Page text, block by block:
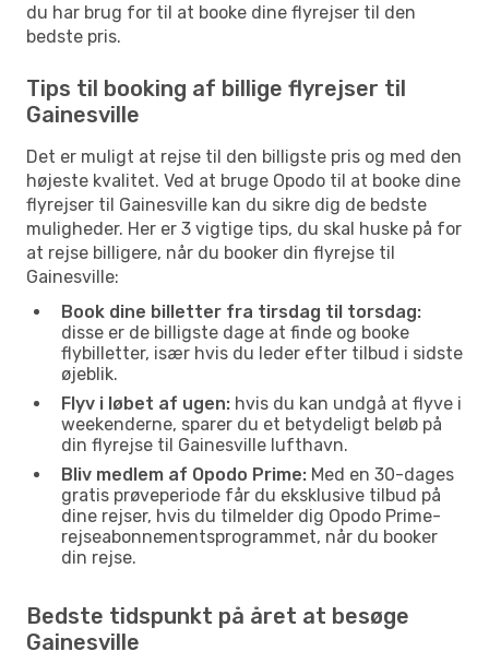
du har brug for til at booke dine flyrejser til den
bedste pris.
Tips til booking af billige flyrejser til
Gainesville
Det er muligt at rejse til den billigste pris og med den
højeste kvalitet. Ved at bruge Opodo til at booke dine
flyrejser til Gainesville kan du sikre dig de bedste
muligheder. Her er 3 vigtige tips, du skal huske på for
at rejse billigere, når du booker din flyrejse til
Gainesville:
Book dine billetter fra tirsdag til torsdag:
disse er de billigste dage at finde og booke
flybilletter, især hvis du leder efter tilbud i sidste
øjeblik.
Flyv i løbet af ugen: hvis du kan undgå at flyve i
weekenderne, sparer du et betydeligt beløb på
din flyrejse til Gainesville lufthavn.
Bliv medlem af Opodo Prime: Med en 30-dages
gratis prøveperiode får du eksklusive tilbud på
dine rejser, hvis du tilmelder dig Opodo Prime-
rejseabonnementsprogrammet, når du booker
din rejse.
Bedste tidspunkt på året at besøge
Gainesville